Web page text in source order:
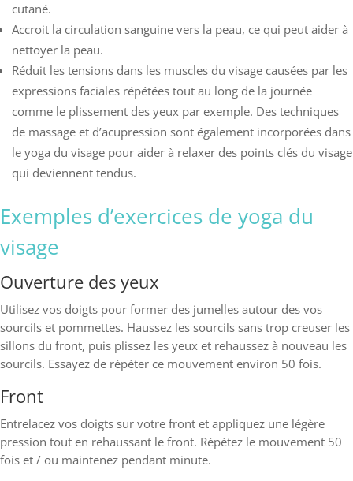
cutané.
Accroit la circulation sanguine vers la peau, ce qui peut aider à
nettoyer la peau.
Réduit les tensions dans les muscles du visage causées par les
expressions faciales répétées tout au long de la journée
comme le plissement des yeux par exemple. Des techniques
de massage et d’acupression sont également incorporées dans
le yoga du visage pour aider à relaxer des points clés du visage
qui deviennent tendus.
Exemples d’exercices de yoga du
visage
Ouverture des yeux
Utilisez vos doigts pour former des jumelles autour des vos
sourcils et pommettes. Haussez les sourcils sans trop creuser les
sillons du front, puis plissez les yeux et rehaussez à nouveau les
sourcils. Essayez de répéter ce mouvement environ 50 fois.
Front
Entrelacez vos doigts sur votre front et appliquez une légère
pression tout en rehaussant le front. Répétez le mouvement 50
fois et / ou maintenez pendant minute.